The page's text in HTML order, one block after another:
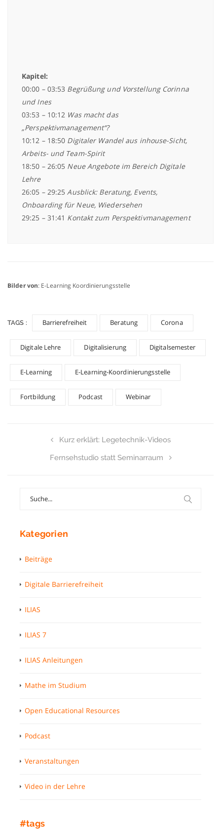
Kapitel:
00:00 – 03:53 Begrüßung und Vorstellung Corinna
und Ines
03:53 – 10:12 Was macht das
„Perspektivmanagement“?
10:12 – 18:50 Digitaler Wandel aus inhouse-Sicht,
Arbeits- und Team-Spirit
18:50 – 26:05 Neue Angebote im Bereich Digitale
Lehre
26:05 – 29:25 Ausblick: Beratung, Events,
Onboarding für Neue, Wiedersehen
29:25 – 31:41 Kontakt zum Perspektivmanagement
Bilder von: E-Learning Koordinierungsstelle
TAGS : Barrierefreiheit Beratung Corona
Digitale Lehre Digitalisierung Digitalsemester
E-Learning E-Learning-Koordinierungsstelle
Fortbildung Podcast Webinar
Kurz erklärt: Legetechnik-Videos
Fernsehstudio statt Seminarraum
Kategorien
Beiträge
Digitale Barrierefreiheit
ILIAS
ILIAS 7
ILIAS Anleitungen
Mathe im Studium
Open Educational Resources
Podcast
Veranstaltungen
Video in der Lehre
#tags